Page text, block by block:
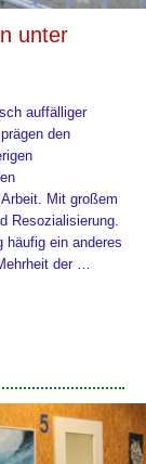
unter
auffälliger
den
Mit großem
Resozialisierung.
häufig ein anderes
der …